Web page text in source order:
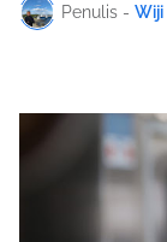
Penulis - Wiji